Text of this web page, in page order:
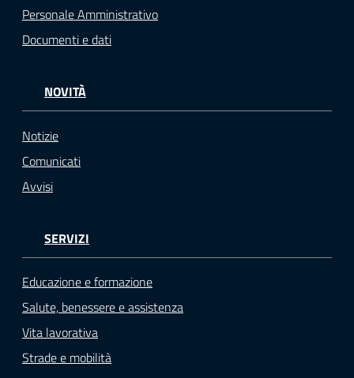
Personale Amministrativo
Documenti e dati
NOVITÀ
Notizie
Comunicati
Avvisi
SERVIZI
Educazione e formazione
Salute, benessere e assistenza
Vita lavorativa
Strade e mobilità